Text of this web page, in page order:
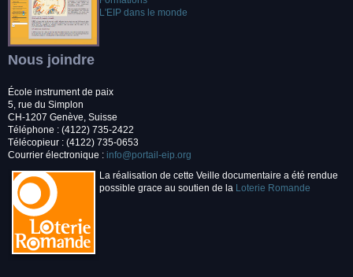
L'EIP dans le monde
Nous joindre
École instrument de paix
5, rue du Simplon
CH-1207 Genève, Suisse
Téléphone : (4122) 735-2422
Télécopieur : (4122) 735-0653
Courrier électronique : info@portail-eip.org
La réalisation de cette Veille documentaire a été rendue
possible grace au soutien de la Loterie Romande